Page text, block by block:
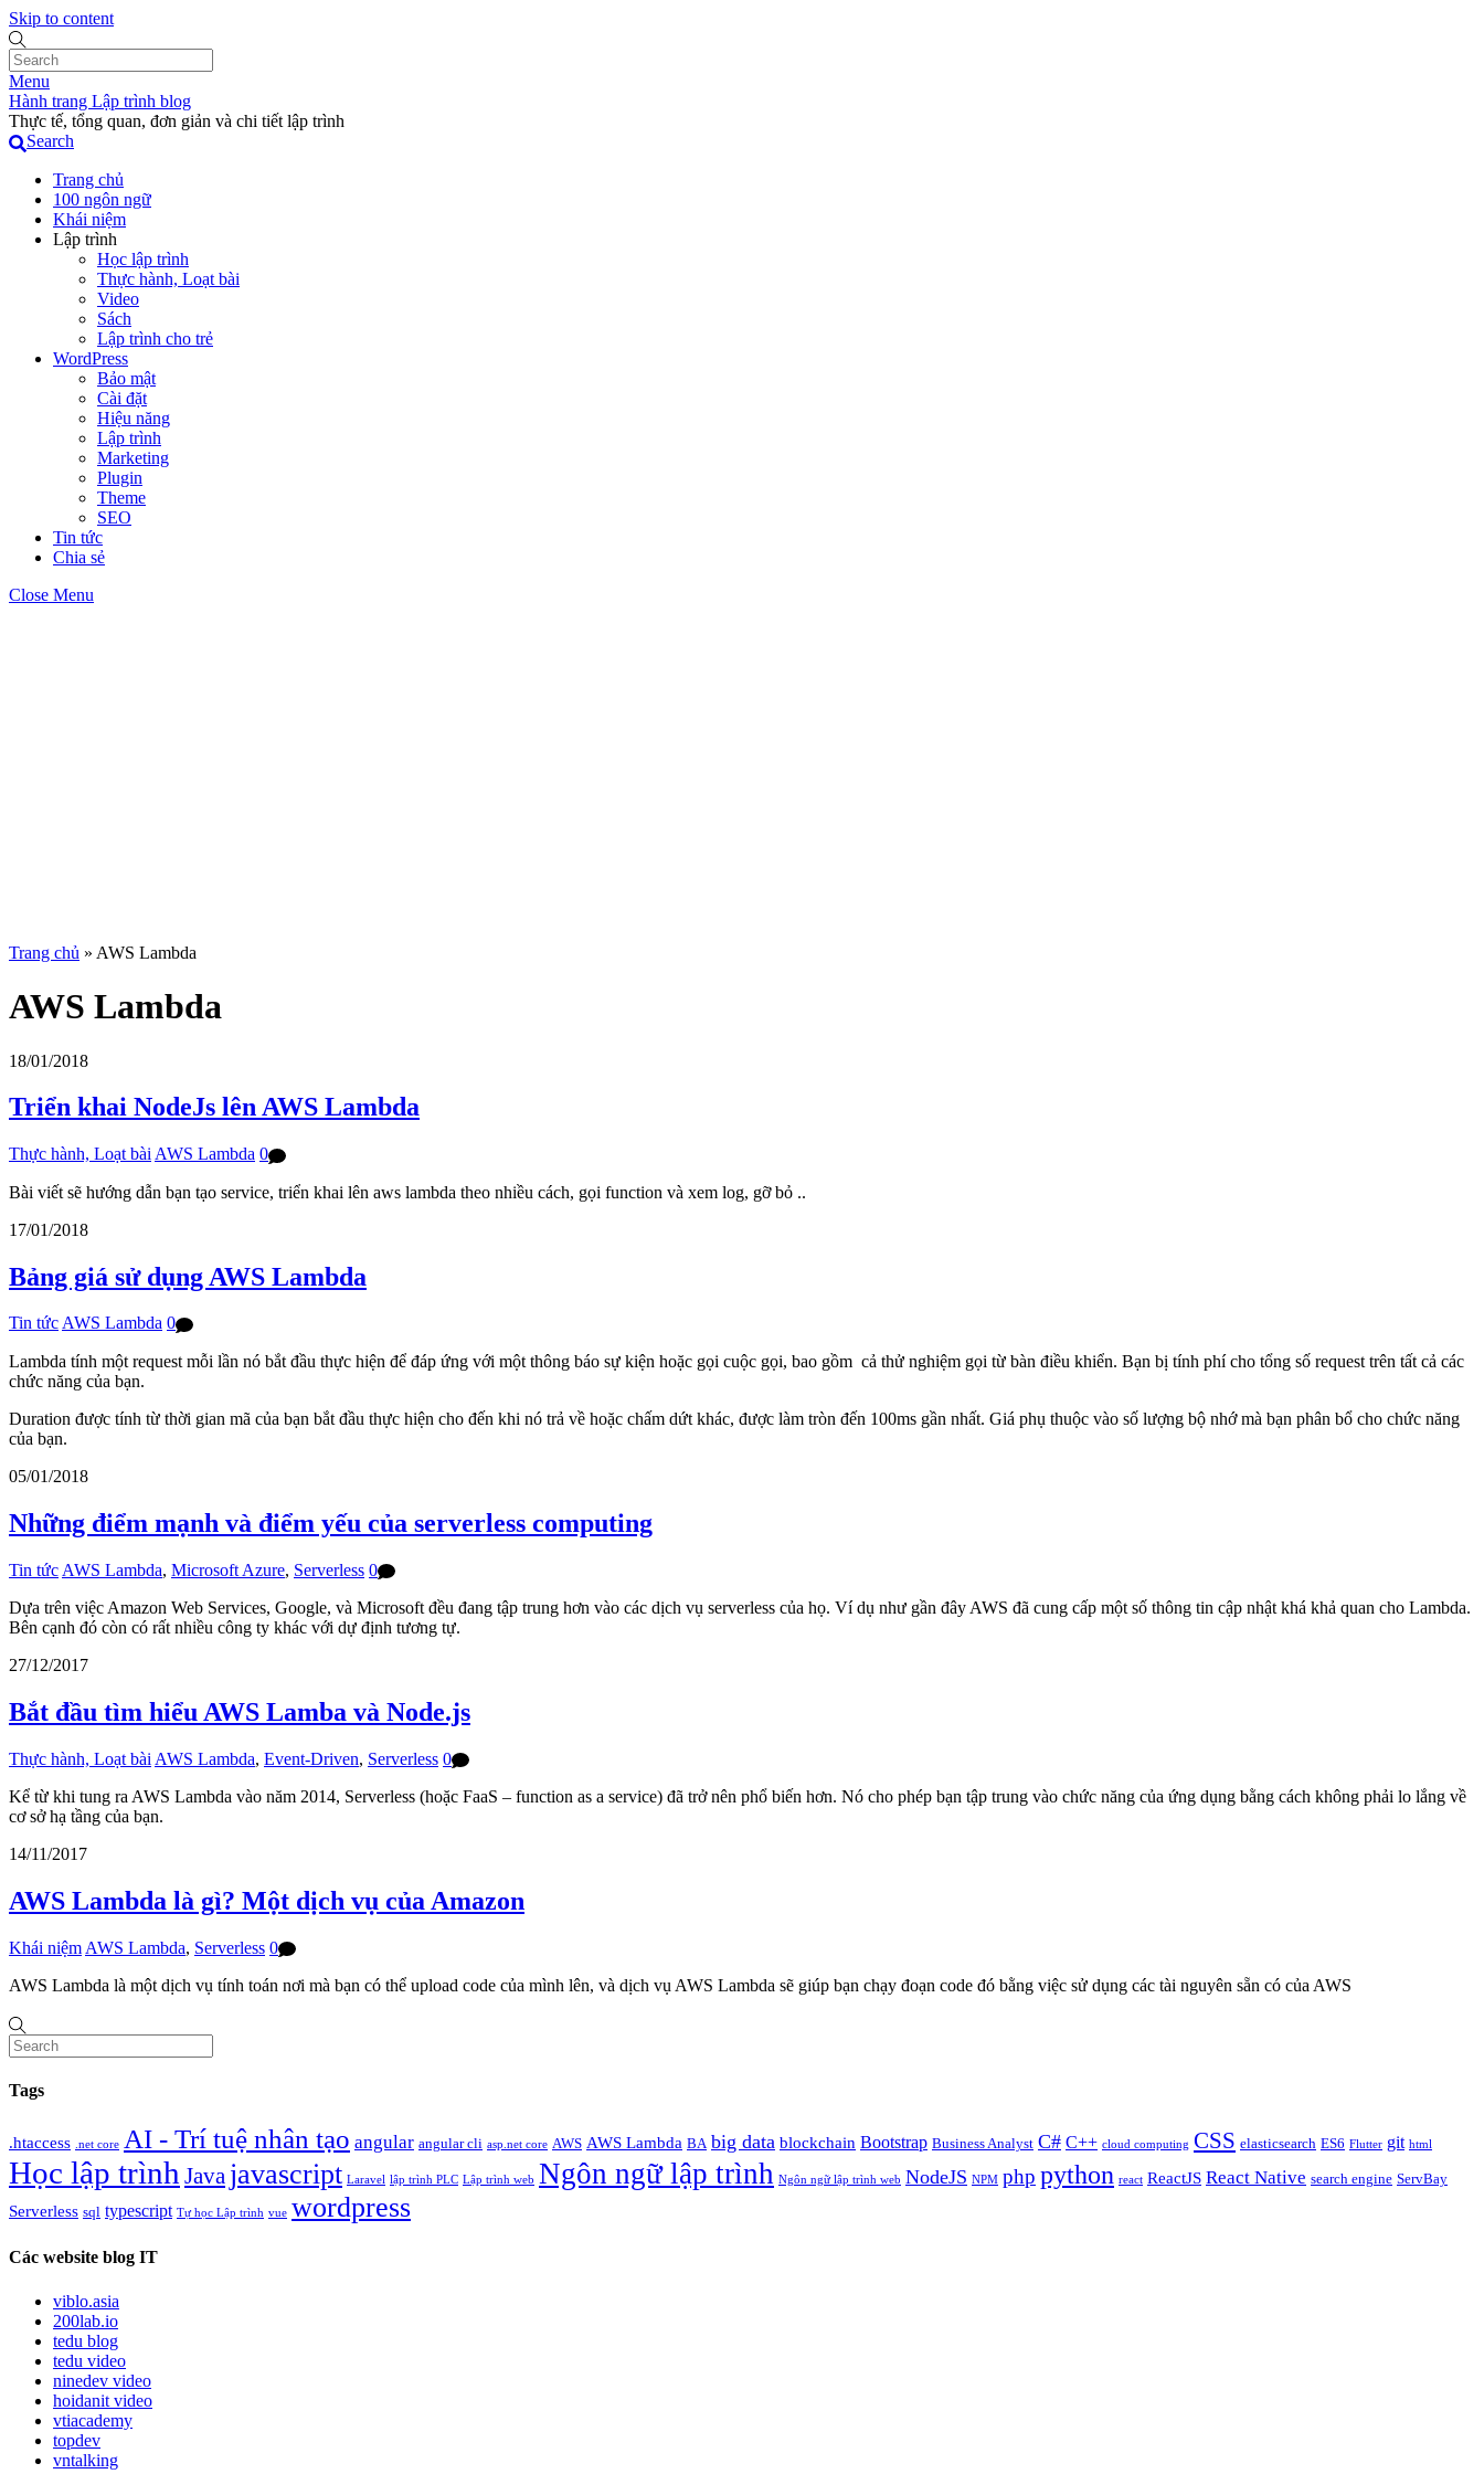
Skip to content
Menu
Hành trang Lập trình blog
Thực tế, tổng quan, đơn giản và chi tiết lập trình
Search
Trang chủ
100 ngôn ngữ
Khái niệm
Lập trình
Học lập trình
Thực hành, Loạt bài
Video
Sách
Lập trình cho trẻ
WordPress
Bảo mật
Cài đặt
Hiệu năng
Lập trình
Marketing
Plugin
Theme
SEO
Tin tức
Chia sẻ
Close Menu
Trang chủ » AWS Lambda
AWS Lambda
18/01/2018
Triển khai NodeJs lên AWS Lambda
Thực hành, Loạt bài AWS Lambda 0
Bài viết sẽ hướng dẫn bạn tạo service, triển khai lên aws lambda theo nhiều cách, gọi function và xem log, gỡ bỏ ..
17/01/2018
Bảng giá sử dụng AWS Lambda
Tin tứcAWS Lambda 0
Lambda tính một request mỗi lần nó bắt đầu thực hiện để đáp ứng với một thông báo sự kiện hoặc gọi cuộc gọi, bao gồm cả thử nghiệm gọi từ bàn điều khiển. Bạn bị tính phí cho tổng số request trên tất cả các
chức năng của bạn.
Duration được tính từ thời gian mã của bạn bắt đầu thực hiện cho đến khi nó trả về hoặc chấm dứt khác, được làm tròn đến 100ms gần nhất. Giá phụ thuộc vào số lượng bộ nhớ mà bạn phân bổ cho chức năng
của bạn.
05/01/2018
Những điểm mạnh và điểm yếu của serverless computing
Tin tức AWS Lambda, Microsoft Azure, Serverless 0
Dựa trên việc Amazon Web Services, Google, và Microsoft đều đang tập trung hơn vào các dịch vụ serverless của họ. Ví dụ như gần đây AWS đã cung cấp một số thông tin cập nhật khá khả quan cho Lambda.
Bên cạnh đó còn có rất nhiều công ty khác với dự định tương tự.
27/12/2017
Bắt đầu tìm hiểu AWS Lamba và Node.js
Thực hành, Loạt bài AWS Lambda, Event-Driven, Serverless 0
Kể từ khi tung ra AWS Lambda vào năm 2014, Serverless (hoặc FaaS – function as a service) đã trở nên phổ biến hơn. Nó cho phép bạn tập trung vào chức năng của ứng dụng bằng cách không phải lo lắng về
cơ sở hạ tầng của bạn.
14/11/2017
AWS Lambda là gì? Một dịch vụ của Amazon
Khái niệm AWS Lambda, Serverless 0
AWS Lambda là một dịch vụ tính toán nơi mà bạn có thể upload code của mình lên, và dịch vụ AWS Lambda sẽ giúp bạn chạy đoạn code đó bằng việc sử dụng các tài nguyên sẵn có của AWS
Tags
.htaccess .net core AI - Trí tuệ nhân tạo angular angular cli asp.net core AWS AWS Lambda BA big data blockchain Bootstrap Business Analyst C# C++ cloud computing CSS elasticsearch ES6 Flutter git html
Học lập trình Java javascript Laravel lập trình PLC Lập trình web Ngôn ngữ lập trình Ngôn ngữ lập trình web NodeJS NPM php python react ReactJS React Native search engine ServBay
Serverless sql typescript Tự học Lập trình vue wordpress
Các website blog IT
viblo.asia
200lab.io
tedu blog
tedu video
ninedev video
hoidanit video
vtiacademy
topdev
vntalking